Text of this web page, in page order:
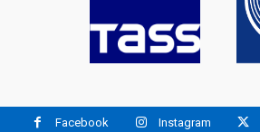
Facebook Instagram